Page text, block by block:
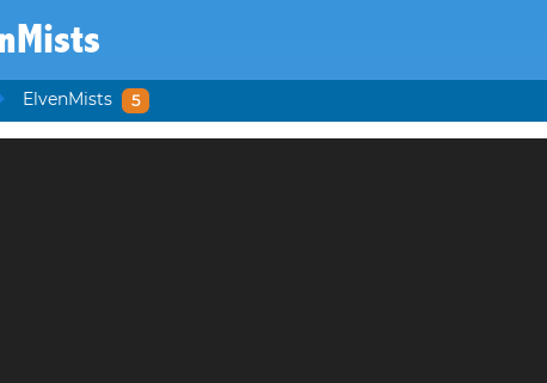
ElvenMists 5